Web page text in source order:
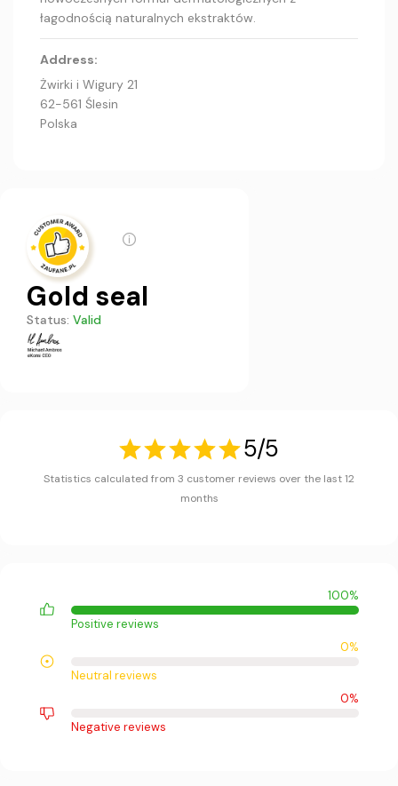
łagodnością naturalnych ekstraktów.
Address:
Żwirki i Wigury 21
62-561 Ślesin
Polska
Gold seal
Status: Valid
5/5
Statistics calculated from 3 customer reviews over the last 12
months
100%
Positive reviews
0%
Neutral reviews
0%
Negative reviews